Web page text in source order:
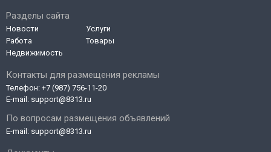
Контакты для размещения рекламы
Телефон: +7 (987) 756-11-20
E-mail: support@8313.ru
По вопросам размещения объявлений
E-mail: support@8313.ru
Разделы сайта
Новости
Работа
Недвижимость
Услуги
Товары